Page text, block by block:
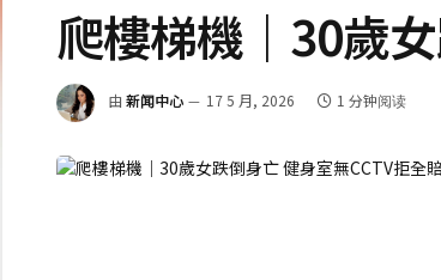
爬樓梯機｜30歲
由 新闻中心 17 5 月, 2026 1 分钟阅读